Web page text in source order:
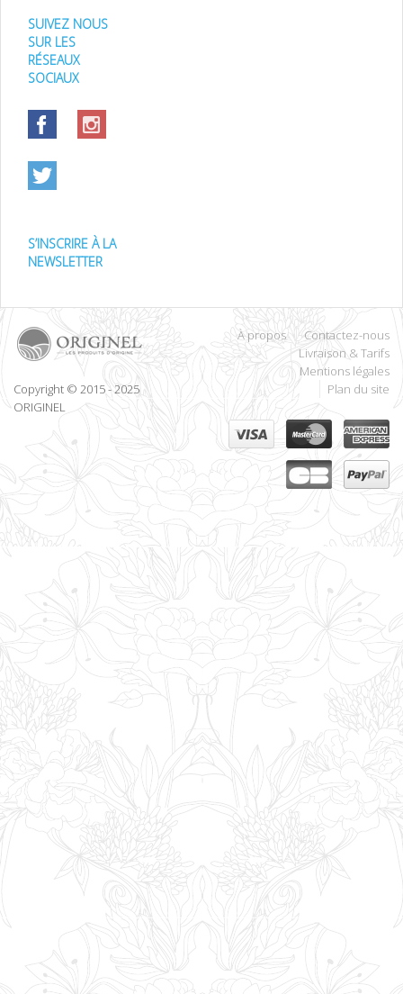
SUIVEZ NOUS
SUR LES
RÉSEAUX
SOCIAUX
S’INSCRIRE À LA
NEWSLETTER
Copyright © 2015 - 2025
ORIGINEL
À propos
Contactez-nous
Livraison & Tarifs
Mentions légales
Plan du site